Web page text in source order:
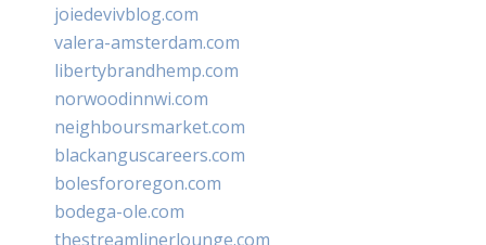
joiedevivblog.com
valera-amsterdam.com
libertybrandhemp.com
norwoodinnwi.com
neighboursmarket.com
blackanguscareers.com
bolesfororegon.com
bodega-ole.com
thestreamlinerlounge.com